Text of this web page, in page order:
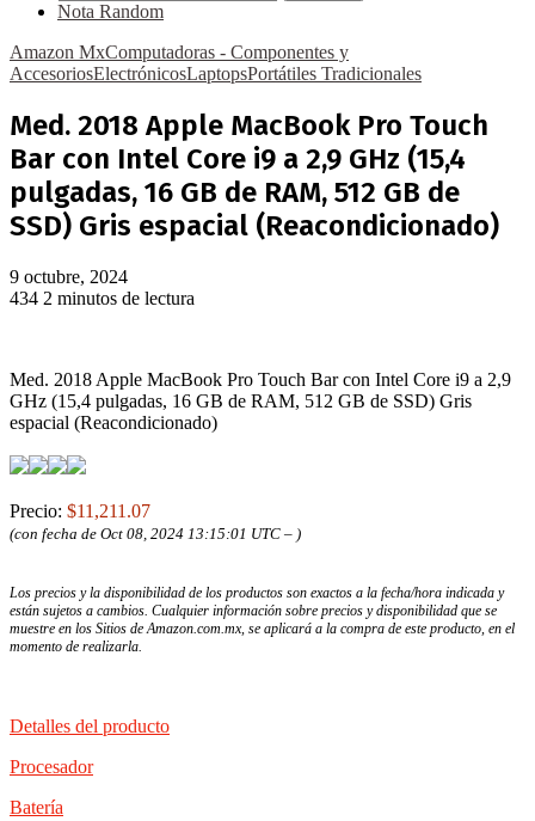
Nota Random
Amazon MxComputadoras - Componentes y
AccesoriosElectrónicosLaptopsPortátiles Tradicionales
Med. 2018 Apple MacBook Pro Touch
Bar con Intel Core i9 a 2,9 GHz (15,4
pulgadas, 16 GB de RAM, 512 GB de
SSD) Gris espacial (Reacondicionado)
9 octubre, 2024
434 2 minutos de lectura
Med. 2018 Apple MacBook Pro Touch Bar con Intel Core i9 a 2,9
GHz (15,4 pulgadas, 16 GB de RAM, 512 GB de SSD) Gris
espacial (Reacondicionado)
Precio: $11,211.07
(con fecha de Oct 08, 2024 13:15:01 UTC – )
Los precios y la disponibilidad de los productos son exactos a la fecha/hora indicada y
están sujetos a cambios. Cualquier información sobre precios y disponibilidad que se
muestre en los Sitios de Amazon.com.mx, se aplicará a la compra de este producto, en el
momento de realizarla.
Detalles del producto
Procesador
Batería